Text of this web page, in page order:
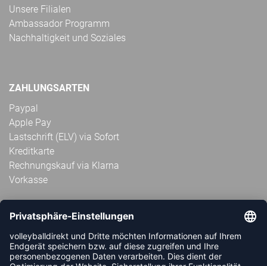
Unsere Filialen
Ambassador Programm
Nachhaltigkeit und Soziales
ZAHLUNGSARTEN
Paypal
Apple Pay
Lastschrift (ELV) via Sofort
Kreditkarte
Rechnungskauf via Klarna
Vorkasse
ABONNIERE JETZT DEN KOSTENLOSEN
VOLLEYBALLDIREKT-NEWSLETTER UND VERPASSE KEINE
NEUIGKEIT ODER AKTION MEHR.